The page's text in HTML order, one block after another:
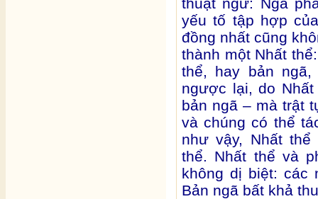
yếu tố tập hợp
đồng nhất cũng
thành một Nhất
thể, hay bản
ngược lại, do
bản ngã – mà trật
và chúng có thể
như vậy, Nhất
thể. Nhất thể và
không dị biệt: các
Bản ngã bất khả